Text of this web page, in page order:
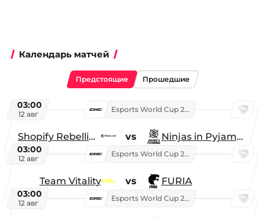
Календарь матчей
Предстоящие Прошедшие
03:00
12 авг
Esports World Cup 2026
Shopify Rebellion vs Ninjas in Pyjamas
03:00
12 авг
Esports World Cup 2026
Team Vitality vs FURIA
03:00
12 авг
Esports World Cup 2026